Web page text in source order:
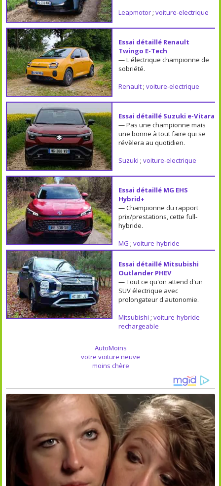
Leapmotor; voiture-electrique
Essai détaillé Renault
Twingo E-Tech
— L'électrique championne de
sobriété.
Renault; voiture-electrique
Essai détaillé Suzuki e-Vitara
— Pas une championne mais
une bonne à tout faire qui se
révèlera au quotidien.
Suzuki ; voiture-electrique
Essai détaillé MG EHS
Hybrid+
— Championne du rapport
prix/prestations, cette full-
hybride.
MG ; voiture-hybride
Essai détaillé Mitsubishi
Outlander PHEV
— Tout ce qu'on attend d'un
SUV électrique avec
prolongateur d'autonomie.
Mitsubishi ; voiture-hybride-
rechargeable
AutoMoins
votre voiture neuve
moins chère